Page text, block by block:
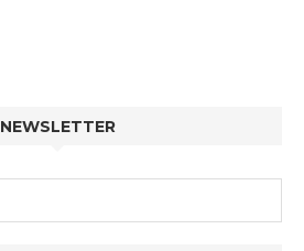
NEWSLETTER